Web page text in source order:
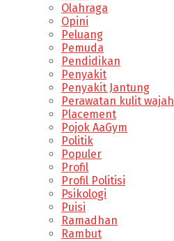
Olahraga
Opini
Peluang
Pemuda
Pendidikan
Penyakit
Penyakit Jantung
Perawatan kulit wajah
Placement
Pojok AaGym
Politik
Populer
Profil
Profil Politisi
Psikologi
Puisi
Ramadhan
Rambut